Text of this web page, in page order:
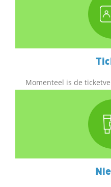
Momenteel is de